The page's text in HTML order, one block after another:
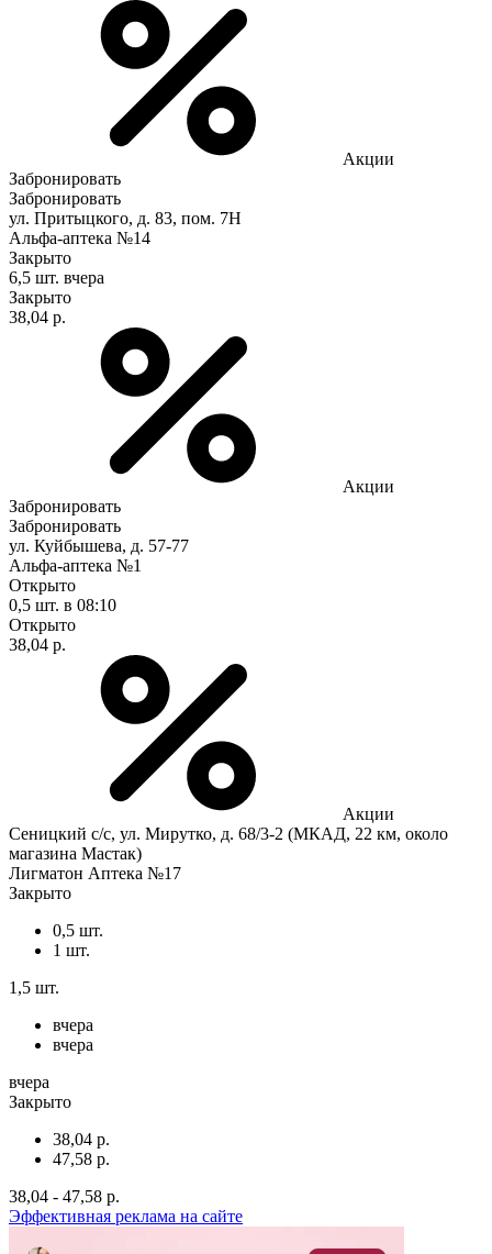
Акции
Забронировать
Забронировать
ул. Притыцкого, д. 83, пом. 7Н
Альфа-аптека №14
Закрыто
6,5 шт. вчера
Закрыто
38,04 р.
Акции
Забронировать
Забронировать
ул. Куйбышева, д. 57-77
Альфа-аптека №1
Открыто
0,5 шт. в 08:10
Открыто
38,04 р.
Акции
Сеницкий с/с, ул. Мирутко, д. 68/3-2 (МКАД, 22 км, около
магазина Мастак)
Лигматон Аптека №17
Закрыто
0,5 шт.
1 шт.
1,5 шт.
вчера
вчера
вчера
Закрыто
38,04 р.
47,58 р.
38,04 - 47,58 р.
Эффективная реклама на сайте